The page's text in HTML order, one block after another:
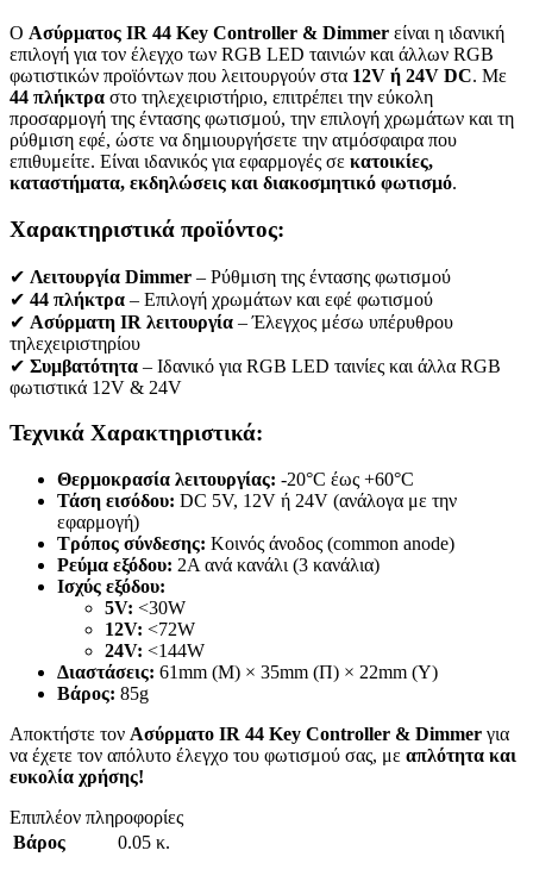
Ο Ασύρματος IR 44 Key Controller & Dimmer είναι η ιδανική
επιλογή για τον έλεγχο των RGB LED ταινιών και άλλων RGB
φωτιστικών προϊόντων που λειτουργούν στα 12V ή 24V DC. Με
44 πλήκτρα στο τηλεχειριστήριο, επιτρέπει την εύκολη
προσαρμογή της έντασης φωτισμού, την επιλογή χρωμάτων και τη
ρύθμιση εφέ, ώστε να δημιουργήσετε την ατμόσφαιρα που
επιθυμείτε. Είναι ιδανικός για εφαρμογές σε κατοικίες,
καταστήματα, εκδηλώσεις και διακοσμητικό φωτισμό.
Χαρακτηριστικά προϊόντος:
✔ Λειτουργία Dimmer – Ρύθμιση της έντασης φωτισμού
✔ 44 πλήκτρα – Επιλογή χρωμάτων και εφέ φωτισμού
✔ Ασύρματη IR λειτουργία – Έλεγχος μέσω υπέρυθρου
τηλεχειριστηρίου
✔ Συμβατότητα – Ιδανικό για RGB LED ταινίες και άλλα RGB
φωτιστικά 12V & 24V
Τεχνικά Χαρακτηριστικά:
Θερμοκρασία λειτουργίας: -20°C έως +60°C
Τάση εισόδου: DC 5V, 12V ή 24V (ανάλογα με την
εφαρμογή)
Τρόπος σύνδεσης: Κοινός άνοδος (common anode)
Ρεύμα εξόδου: 2A ανά κανάλι (3 κανάλια)
Ισχύς εξόδου:
5V: <30W
12V: <72W
24V: <144W
Διαστάσεις: 61mm (Μ) × 35mm (Π) × 22mm (Υ)
Βάρος: 85g
Αποκτήστε τον Ασύρματο IR 44 Key Controller & Dimmer για
να έχετε τον απόλυτο έλεγχο του φωτισμού σας, με απλότητα και
ευκολία χρήσης!
Επιπλέον πληροφορίες
Βάρος
0.05 κ.